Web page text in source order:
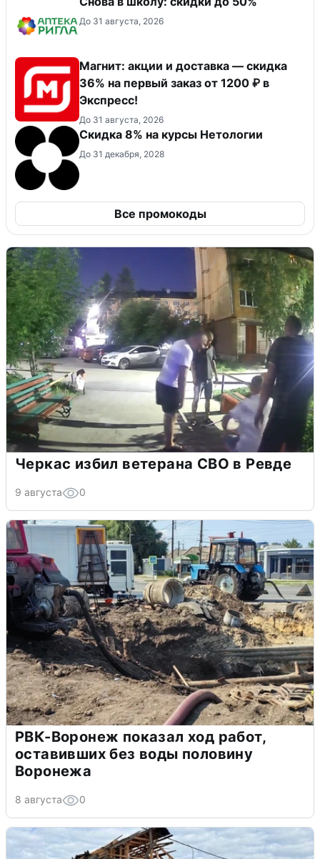
До 31 августа, 2026
Магнит: акции и доставка — скидка
36% на первый заказ от 1200 ₽ в
Экспресс!
До 31 августа, 2026
Скидка 8% на курсы Нетологии
До 31 декабря, 2028
Все промокоды
Черкас избил ветерана СВО в Ревде
9 августа 0
РВК-Воронеж показал ход работ,
оставивших без воды половину
Воронежа
8 августа 0